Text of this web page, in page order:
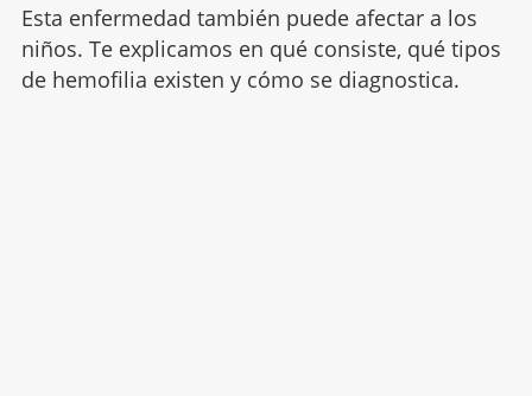
Esta enfermedad también puede afectar a los
niños. Te explicamos en qué consiste, qué tipos
de hemofilia existen y cómo se diagnostica.